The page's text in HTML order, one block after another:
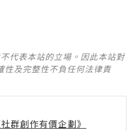
代表本站的立場。因此本站對
性及完整性不負任何法律責
群創作有價企劃》